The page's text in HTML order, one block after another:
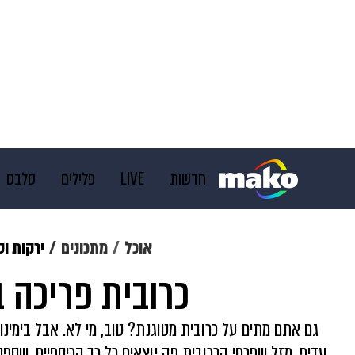
חדשות LIVE פלילים סלבס
תרבות צבא וביטחון
דיגיטל גאווה ויוה משפט
אוכל מתכונים ירקות
כרובית
גם אתם מתים על כרובית מטוגנת? טוב, מי לא. אבל